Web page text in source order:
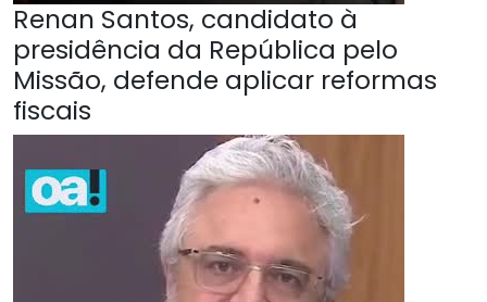
Renan Santos, candidato à
presidência da República pelo
Missão, defende aplicar reformas
fiscais